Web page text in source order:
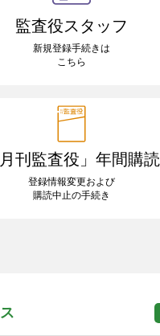
監査役スタッフ
新規登録手続きは
こちら
月刊監査役」 年間購読
登録情報変更および
購読中止の手続き